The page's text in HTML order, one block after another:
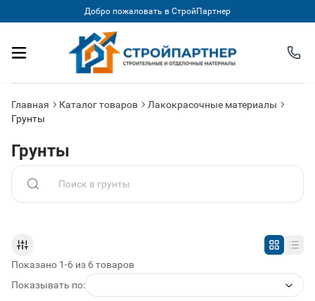
Добро пожаловать в СтройПартнер
Главная Каталог товаров
Лакокрасочные материалы
Грунты
Грунты
Поиск по товарам в категории
Показано 1-6 из 6 товаров
Показывать по: